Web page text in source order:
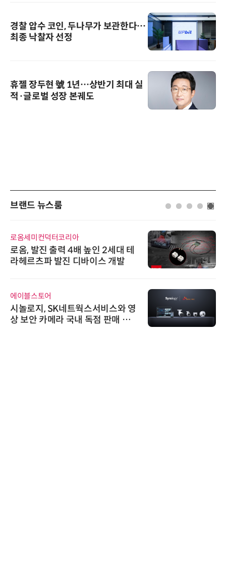
경찰 압수 코인, 두나무가 보관한다…
최종 낙찰자 선정
휴젤 장두현 號 1년…상반기 최대 실
적·글로벌 성장 본궤도
브랜드 뉴스룸
로옴세미컨덕터코리아
로옴, 발진 출력 4배 높인 2세대 테
라헤르츠파 발진 디바이스 개발
에이블스토어
시놀로지, SK네트웍스서비스와 영
상 보안 카메라 국내 독점 판매 파